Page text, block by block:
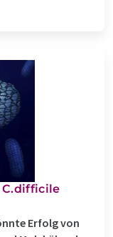
C.difficile
Erfolg von